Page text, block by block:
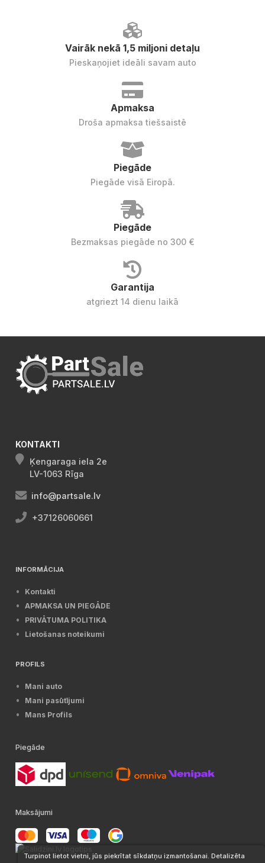
Vairāk nekā 1,5 miljoni detaļu
Pieskaņojiet ideāli savam auto
Apmaksa
Droša apmaksa tiešsaistē
Piegāde
Piegāde visā Eiropā.
Piegāde
Bezmaksas piegāde no 300 €
Garantija
atgriezt 14 dienu laikā
KONTAKTI
Ķengaraga iela 2e
LV-1063 Rīga
info@partsale.lv
+37126060661
INFORMĀCIJA
Kontakti
APMAKSA UN PIEGĀDE
PRIVĀTUMA POLITIKA
Lietošanas noteikumi
PROFILS
Mani auto
Mani pasūtījumi
Mans Profils
Piegāde
Maksājumi
Turpinot lietot vietni, jūs piekrītat sīkdatņu izmantošanai. Detalizēta